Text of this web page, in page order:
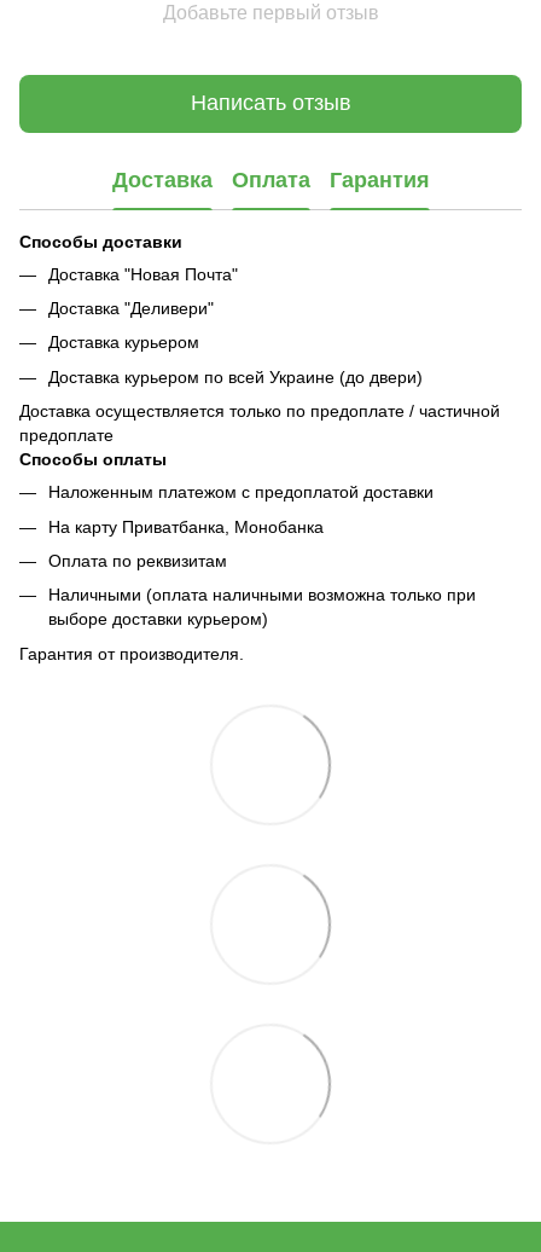
Добавьте первый отзыв
Написать отзыв
Доставка Оплата Гарантия
Способы доставки
Доставка "Новая Почта"
Доставка "Деливери"
Доставка курьером
Доставка курьером по всей Украине (до двери)
Доставка осуществляется только по предоплате / частичной
предоплате
Способы оплаты
Наложенным платежом с предоплатой доставки
На карту Приватбанка, Монобанка
Оплата по реквизитам
Наличными (оплата наличными возможна только при
выборе доставки курьером)
Гарантия от производителя.